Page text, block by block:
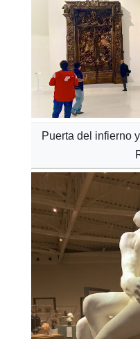
Puerta del infierno